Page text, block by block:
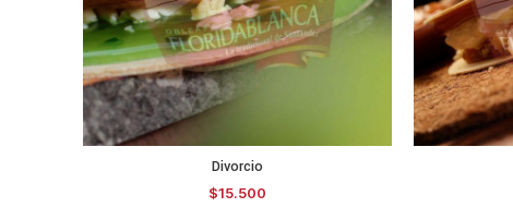
SELECCIONAR OPCIONES
Divorcio
$15.500